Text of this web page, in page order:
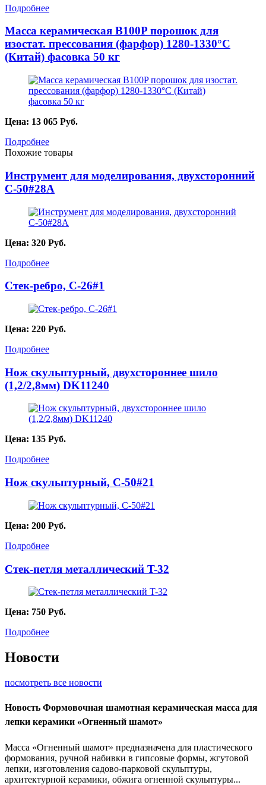
Подробнее
Масса керамическая B100P порошок для
изостат. прессования (фарфор) 1280-1330°С
(Китай) фасовка 50 кг
Цена: 13 065 Руб.
Подробнее
Похожие товары
Инструмент для моделирования, двухсторонний
C-50#28А
Цена: 320 Руб.
Подробнее
Стек-ребро, C-26#1
Цена: 220 Руб.
Подробнее
Нож скульптурный, двухстороннее шило
(1,2/2,8мм) DK11240
Цена: 135 Руб.
Подробнее
Нож скульптурный, C-50#21
Цена: 200 Руб.
Подробнее
Стек-петля металлический T-32
Цена: 750 Руб.
Подробнее
Новости
посмотреть все новости
Новость Формовочная шамотная керамическая масса для
лепки керамики «Огненный шамот»
Масса «Огненный шамот» предназначена для пластического
формования, ручной набивки в гипсовые формы, жгутовой
лепки, изготовления садово-парковой скульптуры,
архитектурной керамики, обжига огненной скульптуры...